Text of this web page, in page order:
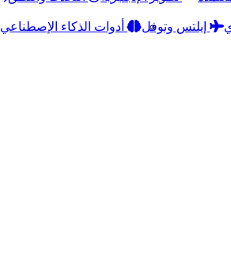
إيلتس وتوفل أدوات الذكاء الإصطناعي